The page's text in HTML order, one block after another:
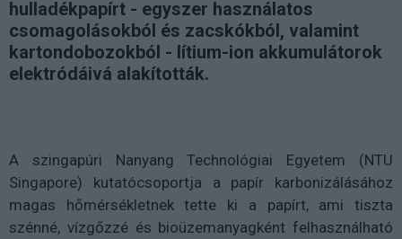
hulladékpapírt - egyszer használatos
csomagolásokból és zacskókból, valamint
kartondobozokból - lítium-ion akkumulátorok
elektródáivá alakították.
A szingapúri Nanyang Technológiai Egyetem (NTU
Singapore) kutatócsoportja a papír karbonizálásához
magas hőmérsékletnek tette ki a papírt, ami tiszta
szénné, vízgőzzé és bioüzemanyagként felhasználható